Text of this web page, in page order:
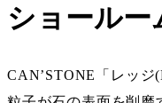
ショールー
CAN’STONE「レッジ